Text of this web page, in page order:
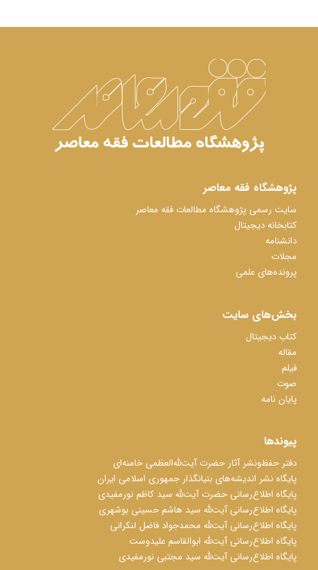
پژوهشگاه فقه معاصر
سایت رسمی پژوهشگاه مطالعات فقه معاصر
کتابخانه دیجیتال
دانشنامه
مجلات
پرونده‌های علمی
بخش‌های سایت
کتاب دیجیتال
مقاله
فیلم
صوت
پایان نامه
پیوندها
دفتر حفظ‌‌‌ونشر آثار حضرت آیت‌ﷲ‌العظمی خامنه‌ای
پایگاه نشر اندیشه‌های بنیانگذار جمهوری اسلامی ایران
پایگاه اطلاع‌رسانی حضرت آیت‌ﷲ سید کاظم نورمفیدی
پایگاه اطلاع‌رسانی آیت‌ﷲ سید هاشم حسینی بوشهری
پایگاه اطلاع‌رسانی آیت‌ﷲ محمدجواد فاضل لنکرانی
پایگاه اطلاع‌رسانی آیت‌ﷲ ابوالقاسم علیدوست
پایگاه اطلاع‌رسانی آیت‌ﷲ سید مجتبی نورمفیدی